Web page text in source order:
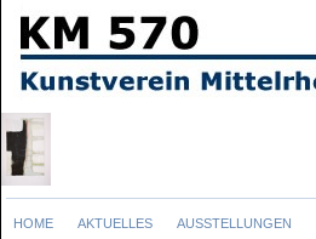
Navigation
HOME AKTUELLES AUSSTELLUNGEN